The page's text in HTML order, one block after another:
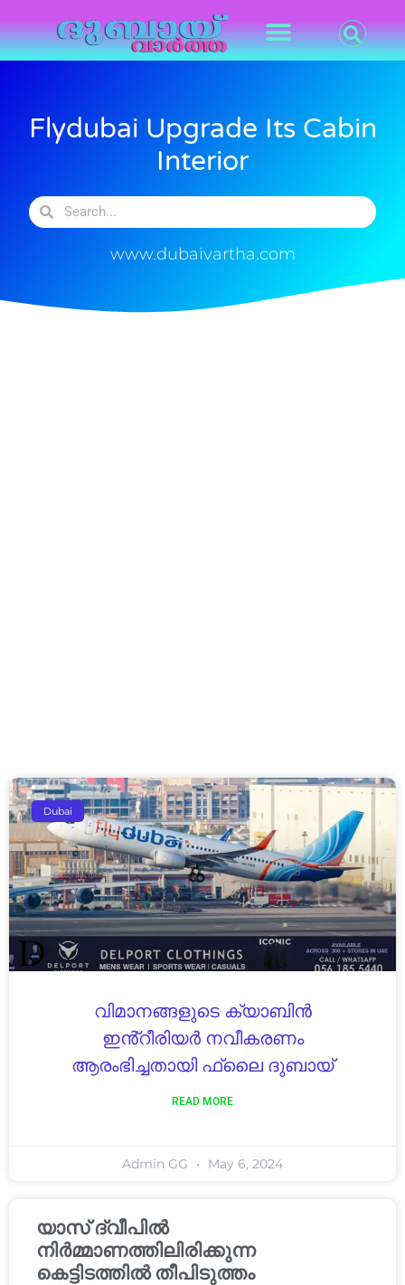
Flydubai Upgrade Its Cabin
Interior
www.dubaivartha.com
Dubai
വിമാനങ്ങളുടെ ക്യാബിൻ
ഇൻ്റീരിയർ നവീകരണം
ആരംഭിച്ചതായി ഫ്ലൈ ദുബായ്
READ MORE
Admin GG May 6, 2024
യാസ് ദ്വീപിൽ
നിർമ്മാണത്തിലിരിക്കുന്ന
കെട്ടിടത്തിൽ തീപിടുത്തം